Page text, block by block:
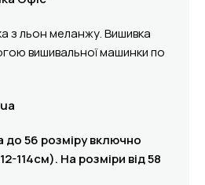
з льон меланжу. Вишивка
вишивальної машинки по
до 56 розміру включно
114см). На розміри від 58